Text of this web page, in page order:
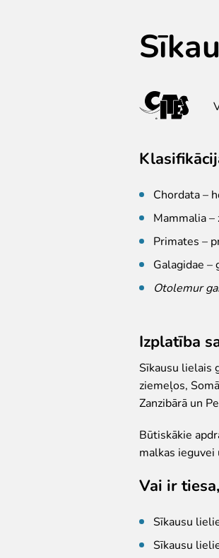
Chordata –
Mammalia –
Primates –
Galagidae –
Otolemur
Izplatība
Sīkausu lielais
ziemeļos,
Zanzibārā un
Būtiskākie
malkas
Vai ir
Sīkausu
Sīkausu